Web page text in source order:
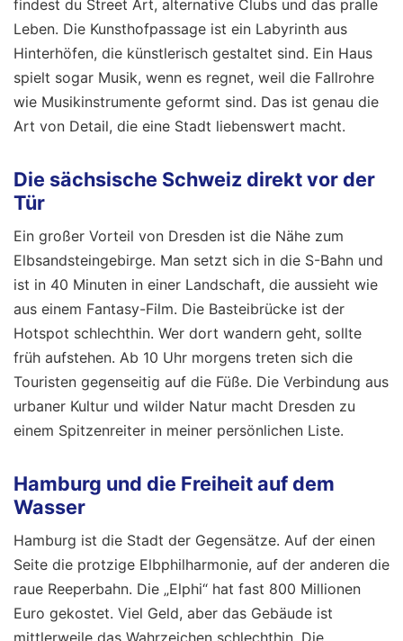
findest du Street Art, alternative Clubs und das pralle
Leben. Die Kunsthofpassage ist ein Labyrinth aus
Hinterhöfen, die künstlerisch gestaltet sind. Ein Haus
spielt sogar Musik, wenn es regnet, weil die Fallrohre
wie Musikinstrumente geformt sind. Das ist genau die
Art von Detail, die eine Stadt liebenswert macht.
Die sächsische Schweiz direkt vor der
Tür
Ein großer Vorteil von Dresden ist die Nähe zum
Elbsandsteingebirge. Man setzt sich in die S-Bahn und
ist in 40 Minuten in einer Landschaft, die aussieht wie
aus einem Fantasy-Film. Die Basteibrücke ist der
Hotspot schlechthin. Wer dort wandern geht, sollte
früh aufstehen. Ab 10 Uhr morgens treten sich die
Touristen gegenseitig auf die Füße. Die Verbindung aus
urbaner Kultur und wilder Natur macht Dresden zu
einem Spitzenreiter in meiner persönlichen Liste.
Hamburg und die Freiheit auf dem
Wasser
Hamburg ist die Stadt der Gegensätze. Auf der einen
Seite die protzige Elbphilharmonie, auf der anderen die
raue Reeperbahn. Die „Elphi“ hat fast 800 Millionen
Euro gekostet. Viel Geld, aber das Gebäude ist